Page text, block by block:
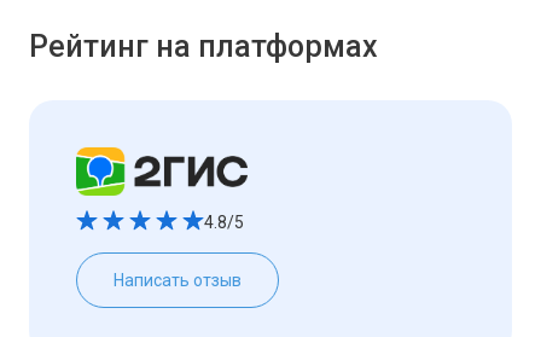
Рейтинг на платформах
4.8/5
Написать отзыв